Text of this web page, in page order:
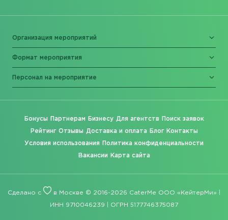
Организация мероприятий
Формат мероприятия
Персонал на мероприятие
Бонусы Партнерам Бизнесу Для агентств Поиск заявок
Рейтинг Отзывы Доставка и оплата Блог Контакты
Условия использования Политика конфиденциальности
Вакансии Карта сайта
Сделано с в Москве © 2016-2026 CaterMe ООО «КейтерМи» |
ИНН 9710046239 | ОГРН 5177746375087